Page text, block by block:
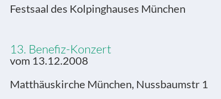
Festsaal des Kolpinghauses München
13. Benefiz-Konzert
vom 13.12.2008
Matthäuskirche München, Nussbaumstr 1